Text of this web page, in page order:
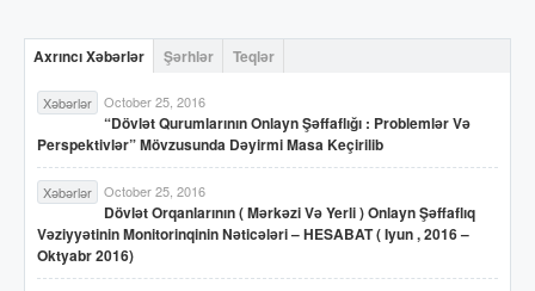
Axrıncı Xəbərlər Şərhlər Teqlər
Xəbərlər October 25, 2016
“Dövlət Qurumlarının Onlayn Şəffaflığı : Problemlər Və
Perspektivlər” Mövzusunda Dəyirmi Masa Keçirilib
Xəbərlər October 25, 2016
Dövlət Orqanlarının ( Mərkəzi Və Yerli ) Onlayn Şəffaflıq
Vəziyyətinin Monitorinqinin Nəticələri – HESABAT ( Iyun , 2016 –
Oktyabr 2016)